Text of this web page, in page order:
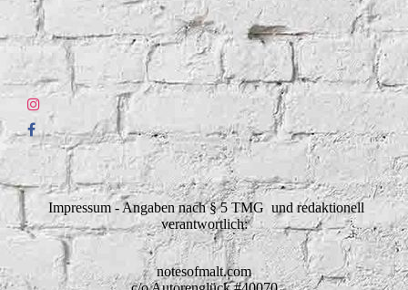
Impressum - Angaben nach § 5 TMG und redaktionell
verantwortlich:
notesofmalt.com